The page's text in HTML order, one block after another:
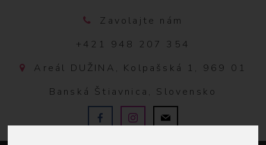
Zavolajte nám
+421 948 207 354
Areál DUŽINA, Kolpašská 1, 969 01
Banská Štiavnica, Slovensko